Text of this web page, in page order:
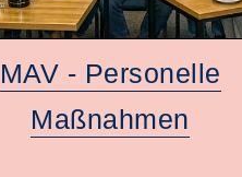
MAV - Personelle
Maßnahmen